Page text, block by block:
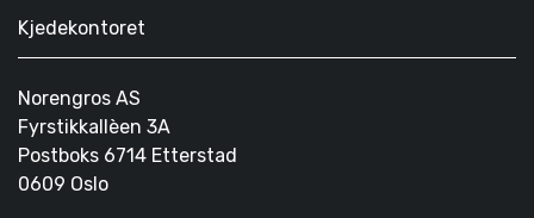
Kjedekontoret
Norengros AS
Fyrstikkallèen 3A
Postboks 6714 Etterstad
0609 Oslo